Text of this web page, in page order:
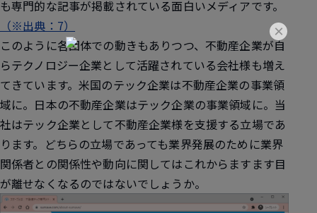
も専門的な記事が掲載されている面白いメディアです。
（※出典：7）
このように各団体での動きもありつつ、不動産企業が自
らテクノロジー企業として活躍されている会社様も増え
てきています。米国のテック企業は不動産企業の事業領
域に。日本の不動産企業はテック企業の事業領域に。当
社はテック企業として不動産企業様を支援する立場であ
ります。どちらの立場であっても業界発展のために業界
関係者との関係性や動向に関してはこれからますます目
が離せなくなるのではないでしょうか。
×